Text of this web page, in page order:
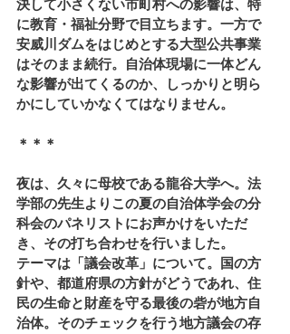
決して小さくない市町村への影響は、特
に教育・福祉分野で目立ちます。一方で
安威川ダムをはじめとする大型公共事業
はそのまま続行。自治体現場に一体どん
な影響が出てくるのか、しっかりと明ら
かにしていかなくてはなりません。
＊＊＊
夜は、久々に母校である龍谷大学へ。法
学部の先生よりこの夏の自治体学会の分
科会のパネリストにお声かけをいただ
き、その打ち合わせを行いました。
テーマは「議会改革」について。国の方
針や、都道府県の方針がどうであれ、住
民の生命と財産を守る最後の砦が地方自
治体。そのチェックを行う地方議会の存